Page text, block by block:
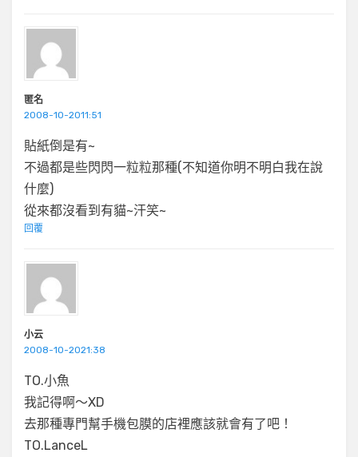
匿名
2008-10-2011:51
貼紙倒是有~
不過都是些閃閃一粒粒那種(不知道你明不明白我在說
什麼)
從來都沒看到有貓~汗笑~
回覆
小云
2008-10-2021:38
TO.小魚
我記得啊～XD
去那種專門幫手機包膜的店裡應該就會有了吧！
TO.LanceL